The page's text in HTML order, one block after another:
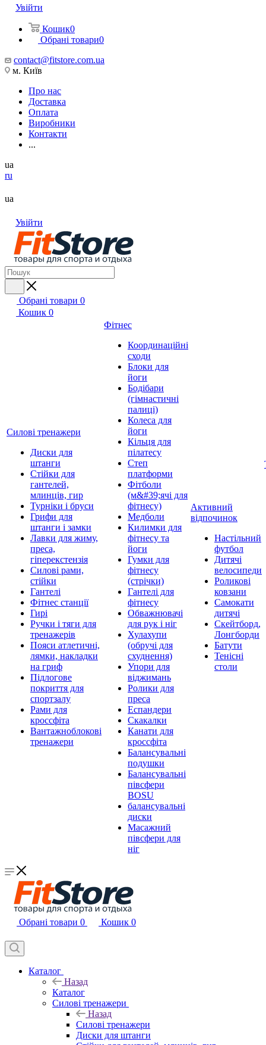
Увійти
Кошик0
Обрані товари0
contact@fitstore.com.ua
м. Київ
Про нас
Доставка
Оплата
Виробники
Контакти
...
ua
ru
ua
Увійти
Обрані товари 0
Кошик 0
Силові тренажери
Диски для
штанги
Стійки для
гантелей,
млинців, гир
Турніки і бруси
Грифи для
штанги і замки
Лавки для жиму,
преса,
гіперекстензія
Силові рами,
стійки
Гантелі
Фітнес станції
Гирі
Ручки і тяги для
тренажерів
Пояси атлетичні,
лямки, накладки
на гриф
Підлогове
покриття для
спортзалу
Рами для
кроссфіта
Вантажноблокові
тренажери
Фітнес
Координаційні
сходи
Блоки для
йоги
Бодібари
(гімнастичні
палиці)
Колеса для
йоги
Кільця для
пілатесу
Степ
платформи
Фітболи
(м&#39;ячі для
фітнесу)
Медболи
Килимки для
фітнесу та
йоги
Гумки для
фітнесу
(стрічки)
Гантелі для
фітнесу
Обважнювачі
для рук і ніг
Хулахупи
(обручі для
схуднення)
Упори для
віджимань
Ролики для
преса
Еспандери
Скакалки
Канати для
кроссфіта
Балансувальні
подушки
Балансувальні
півсфери
BOSU
балансувальні
диски
Масажний
півсфери для
ніг
Активний
відпочинок
Настільний
футбол
Дитячі
велосипеди
Роликові
ковзани
Самокати
дитячі
Скейтборд,
Лонгборди
Батути
Тенісні
столи
Обрані товари 0 Кошик 0
Каталог
Назад
Каталог
Силові тренажери
Назад
Силові тренажери
Диски для штанги